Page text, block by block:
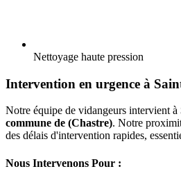
Nettoyage haute pression
Intervention en urgence à
Notre équipe de vidangeurs intervient à
commune de (Chastre). Notre
des délais d'intervention rapides,
Nous Intervenons Pour :